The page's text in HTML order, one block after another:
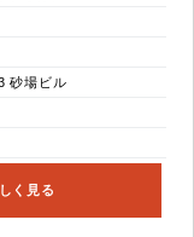
砂場ビル
く見る